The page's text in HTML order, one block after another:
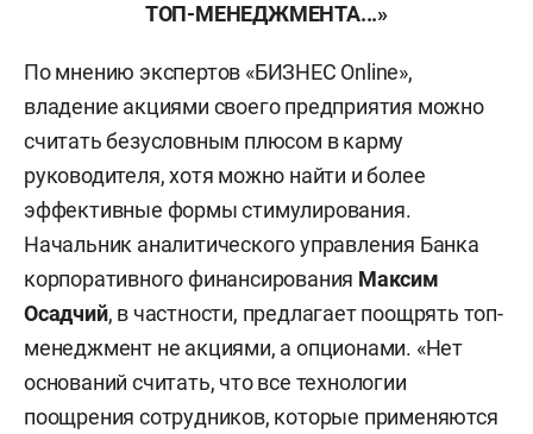
ТОП-МЕНЕДЖМЕНТА...»
По мнению экспертов «БИЗНЕС Online»,
владение акциями своего предприятия можно
считать безусловным плюсом в карму
руководителя, хотя можно найти и более
эффективные формы стимулирования.
Начальник аналитического управления Банка
корпоративного финансирования Максим
Осадчий, в частности, предлагает поощрять топ-
менеджмент не акциями, а опционами. «Нет
оснований считать, что все технологии
поощрения сотрудников, которые применяются